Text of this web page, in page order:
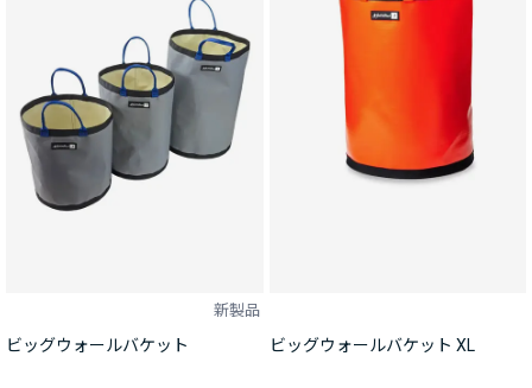
新製品
ビッグウォールバケット ビッグウォールバケット XL